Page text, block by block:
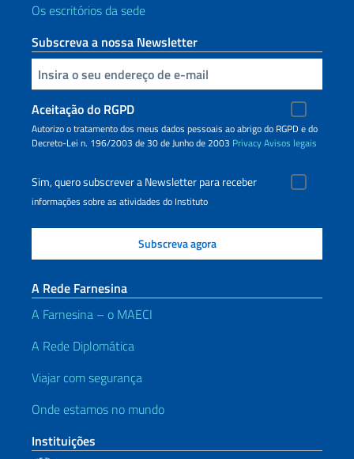
Os escritórios da sede
Subscreva a nossa Newsletter
Inserisci la tua email
Aceitação do RGPD
Autorizo o tratamento dos meus dados pessoais ao abrigo do RGPD e do
Decreto-Lei n. 196/2003 de 30 de Junho de 2003 PrivacyAvisos legais
Sim, quero subscrever a Newsletter para receber
informações sobre as atividades do Instituto
A Rede Farnesina
A Farnesina – o MAECI
A Rede Diplomática
Viajar com segurança
Onde estamos no mundo
Instituições